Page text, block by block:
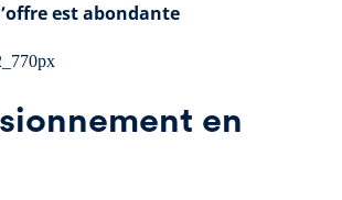
est abondante
en